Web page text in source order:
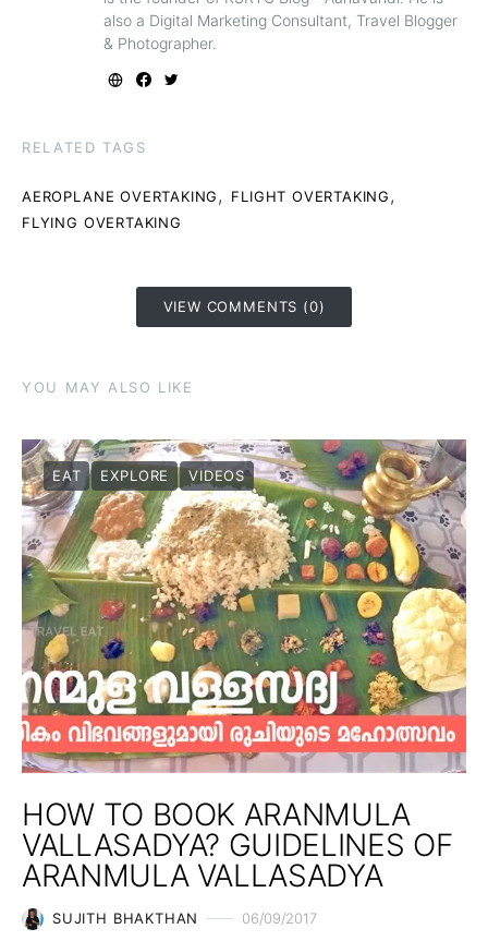
also a Digital Marketing Consultant, Travel Blogger
& Photographer.
RELATED TAGS
AEROPLANE OVERTAKING , FLIGHT OVERTAKING ,
FLYING OVERTAKING
VIEW COMMENTS (0)
YOU MAY ALSO LIKE
EAT EXPLORE VIDEOS
HOW TO BOOK ARANMULA
VALLASADYA? GUIDELINES OF
ARANMULA VALLASADYA
SUJITH BHAKTHAN 06/09/2017